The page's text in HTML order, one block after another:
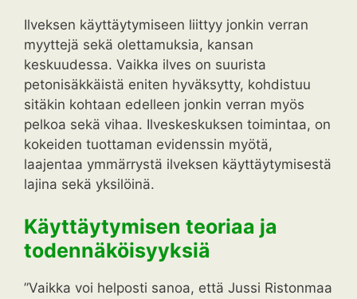
Ilveksen käyttäytymiseen liittyy jonkin verran
myyttejä sekä olettamuksia, kansan
keskuudessa. Vaikka ilves on suurista
petonisäkkäistä eniten hyväksytty, kohdistuu
sitäkin kohtaan edelleen jonkin verran myös
pelkoa sekä vihaa. Ilveskeskuksen toimintaa, on
kokeiden tuottaman evidenssin myötä,
laajentaa ymmärrystä ilveksen käyttäytymisestä
lajina sekä yksilöinä.
Käyttäytymisen teoriaa ja
todennäköisyyksiä
”Vaikka voi helposti sanoa, että Jussi Ristonmaa